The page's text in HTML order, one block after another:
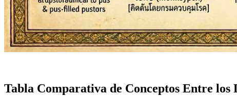
Tabla Comparativa de Conceptos Entre los